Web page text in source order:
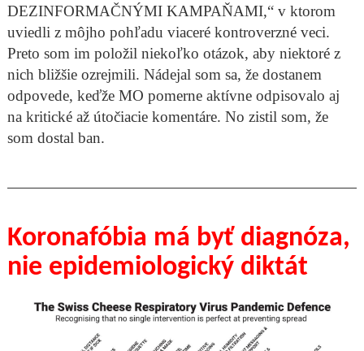
DEZINFORMAČNÝMI KAMPAŇAMI,“ v ktorom
uviedli z môjho pohľadu viaceré kontroverzné veci.
Preto som im položil niekoľko otázok, aby niektoré z
nich bližšie ozrejmili. Nádejal som sa, že dostanem
odpovede, keďže MO pomerne aktívne odpisovalo aj
na kritické až útočiacie komentáre. No zistil som, že
som dostal ban.
Koronafóbia má byť diagnóza,
nie epidemiologický diktát